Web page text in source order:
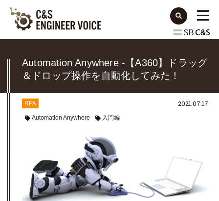
Automation Anywhere -【A360】ドラッグ
＆ドロップ操作を自動化してみた！
RPA
Automation Anywhere 入門編
2021.07.17